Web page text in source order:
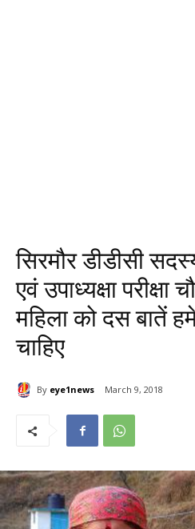
सिरमौर डीडीसी
एवं उपाध्यक्षा परीक्षा
महिला को दस बातें
चाहिए
By eye1news March 9, 2018